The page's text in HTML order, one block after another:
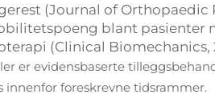
(Journal of Orthopaedic
blant pasienter
(Clinical Biomechanics,
er evidensbaserte
foreskrevne tidsrammer.